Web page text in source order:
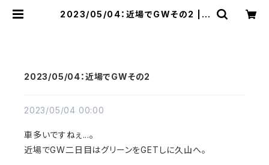
2023/05/04：近場でGWその2 | r
2023/05/04：近場でGWその2
2023/05/04 00:00
車多いですねぇ...。
近場でGW二日目はグリーンをGETしに久山へ。